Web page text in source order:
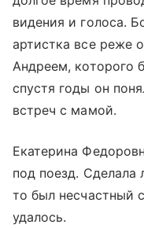
видения и голоса.
артистка все реже
Андреем, которого
спустя годы он
встреч с мамой.
Екатерина
под поезд. Сделала
то был несчастный
удалось.